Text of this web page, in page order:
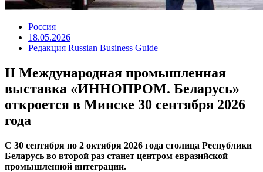
Россия
18.05.2026
Редакция Russian Business Guide
II Международная промышленная
выставка «ИННОПРОМ. Беларусь»
откроется в Минске 30 сентября 2026
года
С 30 сентября по 2 октября 2026 года столица Республики
Беларусь во второй раз станет центром евразийской
промышленной интеграции.